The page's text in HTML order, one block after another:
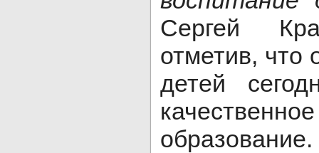
Сергей
отметив, что
детей
образование.